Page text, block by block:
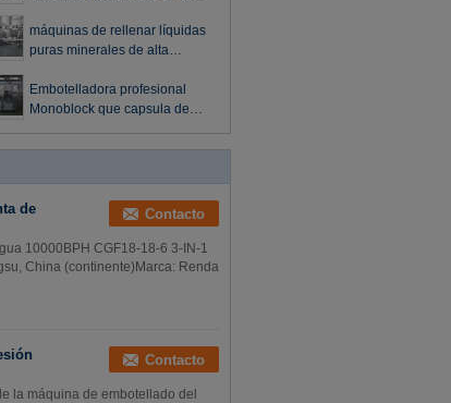
embotellado del agua de Z
máquinas de rellenar líquidas
puras minerales de alta
la máquina de embotellado del
agua de la botella 200-2000ml
Embotelladora profesional
Monoblock que capsula de
mineral 3 in-1
de
Contacto
10000BPH CGF18-18-6 3-IN-1
China (continente)Marca: Renda
Contacto
la máquina de embotellado del